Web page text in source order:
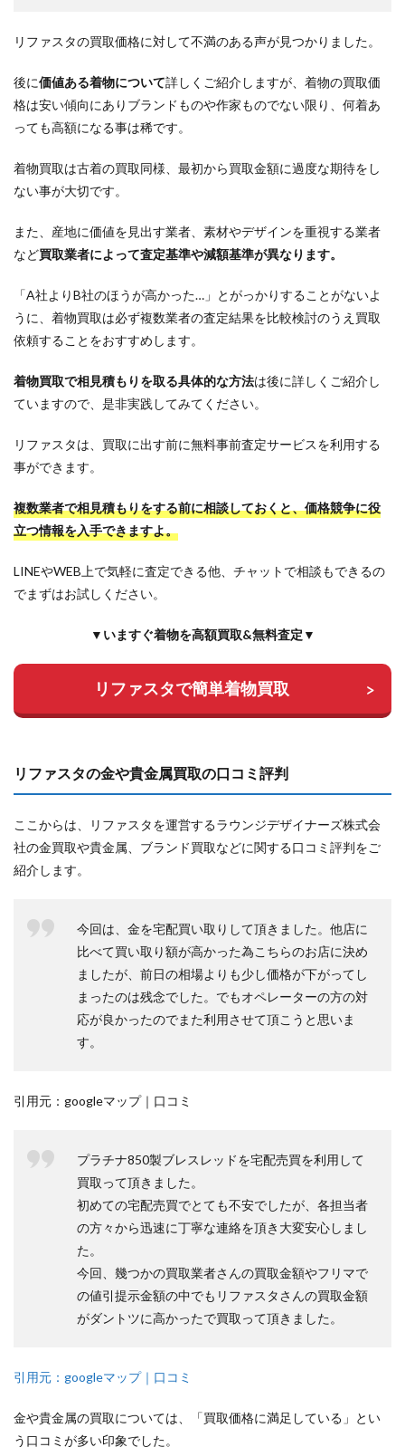
リファスタの買取価格に対して不満のある声が見つかりました。
後に価値ある着物について詳しくご紹介しますが、着物の買取価
格は安い傾向にありブランドものや作家ものでない限り、何着あ
っても高額になる事は稀です。
着物買取は古着の買取同様、最初から買取金額に過度な期待をし
ない事が大切です。
また、産地に価値を見出す業者、素材やデザインを重視する業者
など買取業者によって査定基準や減額基準が異なります。
「A社よりB社のほうが高かった…」とがっかりすることがないよ
うに、着物買取は必ず複数業者の査定結果を比較検討のうえ買取
依頼することをおすすめします。
着物買取で相見積もりを取る具体的な方法は後に詳しくご紹介し
ていますので、是非実践してみてください。
リファスタは、買取に出す前に無料事前査定サービスを利用する
事ができます。
複数業者で相見積もりをする前に相談しておくと、価格競争に役
立つ情報を入手できますよ。
LINEやWEB上で気軽に査定できる他、チャットで相談もできるの
でまずはお試しください。
▼いますぐ着物を高額買取&無料査定▼
リファスタで簡単着物買取
リファスタの金や貴金属買取の口コミ評判
ここからは、リファスタを運営するラウンジデザイナーズ株式会
社の金買取や貴金属、ブランド買取などに関する口コミ評判をご
紹介します。
今回は、金を宅配買い取りして頂きました。他店に
比べて買い取り額が高かった為こちらのお店に決め
ましたが、前日の相場よりも少し価格が下がってし
まったのは残念でした。でもオペレーターの方の対
応が良かったのでまた利用させて頂こうと思いま
す。
引用元：googleマップ｜口コミ
プラチナ850製ブレスレッドを宅配売買を利用して
買取って頂きました。
初めての宅配売買でとても不安でしたが、各担当者
の方々から迅速に丁寧な連絡を頂き大変安心しまし
た。
今回、幾つかの買取業者さんの買取金額やフリマで
の値引提示金額の中でもリファスタさんの買取金額
がダントツに高かったで買取って頂きました。
引用元：googleマップ｜口コミ
金や貴金属の買取については、「買取価格に満足している」とい
う口コミが多い印象でした。